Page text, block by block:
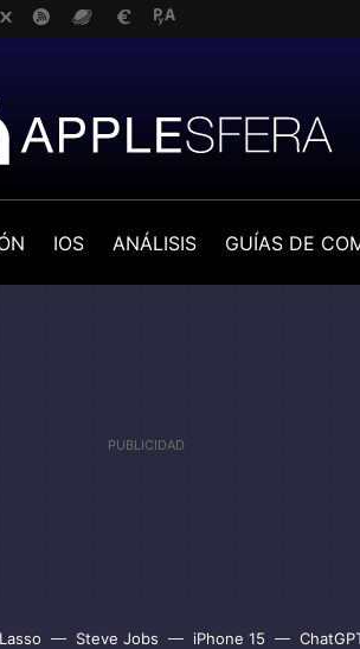
IOS ANÁLISIS GUÍAS DE
Steve Jobs iPhone 15